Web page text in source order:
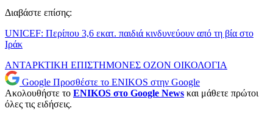
Διαβάστε επίσης:
UNICEF: Περίπου 3,6 εκατ. παιδιά κινδυνεύουν από τη βία στο
Ιράκ
ΑΝΤΑΡΚΤΙΚΗ ΕΠΙΣΤΗΜΟΝΕΣ ΟΖΟΝ ΟΙΚΟΛΟΓΙΑ
Google Προσθέστε το ENIKOS στην Google
Ακολουθήστε το ENIKOS στο Google News και μάθετε πρώτοι
όλες τις ειδήσεις.